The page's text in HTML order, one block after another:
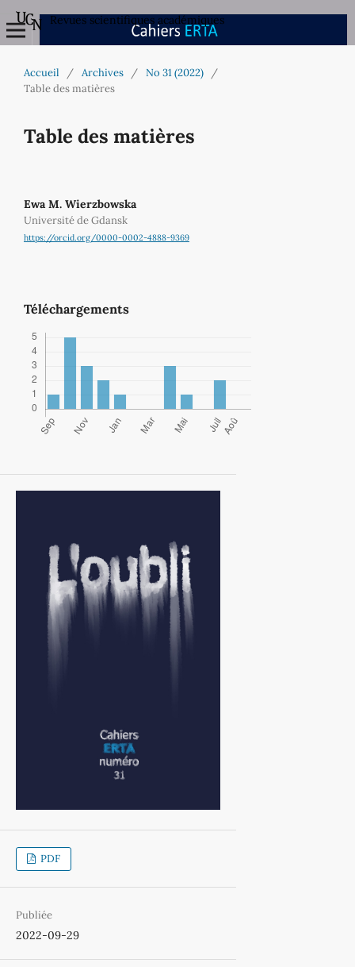
Revues scientifiques académiques
Accueil / Archives / No 31 (2022)
/
Table des matières
Table des matières
Ewa M. Wierzbowska
Université de Gdansk
https://orcid.org/0000-0002-4888-9369
Téléchargements
PDF
Publiée
2022-09-29